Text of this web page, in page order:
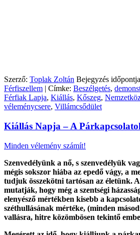
Szerző: Toplak Zoltán Bejegyzés
Férfiszellem | Címke: Beszélgetés,
Férfiak Lapja, Kiállás, Kőszeg,
véleménycsere, Villámcsődület
Kiállás Napja – A
Minden vélemény számít!
Szenvedélyünk a nő, s szenvedélyük
mégis sokszor hiába az epedő vágy, a
tudjuk összekötni tartósan az életünk.
mutatják, hogy még a szentségi
elenyésző mértékben kisebb a
széthullásának mértéke, (minden
vallásra, hitre közömbösen tekintő